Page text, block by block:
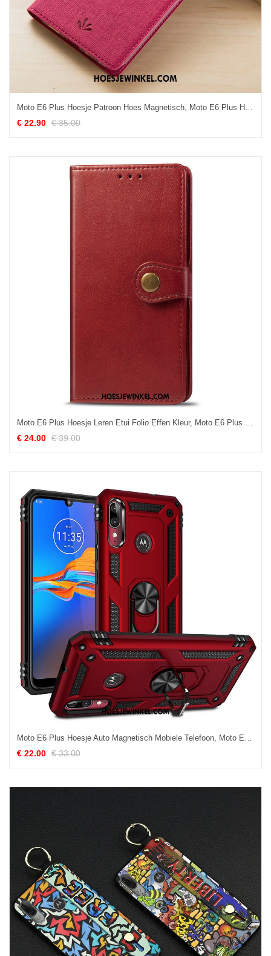
Moto E6 Plus Hoesje Patroon Hoes Magnetisch, Moto E6 Plus Hoesje Leren Etui Mobiele Telefoon
€ 22.90 € 35.00
Moto E6 Plus Hoesje Leren Etui Folio Effen Kleur, Moto E6 Plus Hoesje Mobiele Telefoon Rood
€ 24.00 € 39.00
Moto E6 Plus Hoesje Auto Magnetisch Mobiele Telefoon, Moto E6 Plus Hoesje All Inclusive Rood
€ 22.00 € 33.00